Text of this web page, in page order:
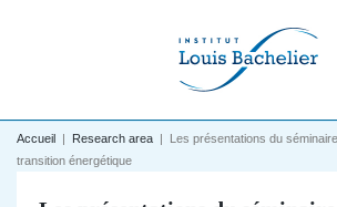
Accueil | Research area | Les présentations du
transition énergétique